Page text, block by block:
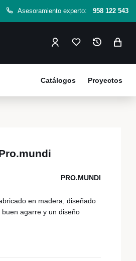
Asesoramiento experto: 958 122 543
Proyectos
Catálogos
PRO.MUNDI
en madera, diseñado
agarre y un diseño